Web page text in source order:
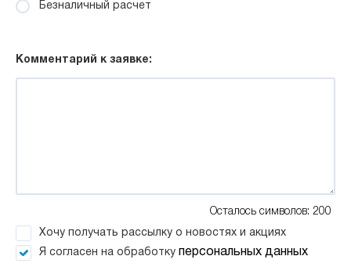
Безналичный расчет
Комментарий к заявке:
Осталось символов: 200
Хочу получать рассылку о новостях и акциях
Я согласен на обработку персональных данных